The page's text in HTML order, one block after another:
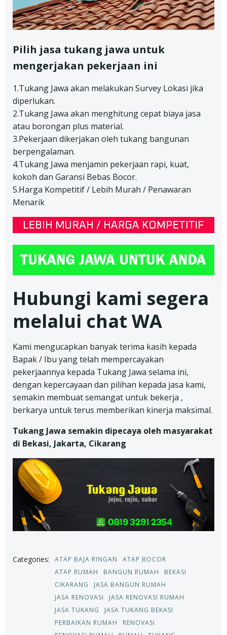
Pilih jasa tukang jawa untuk
mengerjakan pekerjaan ini
1.Tukang Jawa akan melakukan Survey Lokasi jika
diperlukan.
2.Tukang Jawa akan menghitung cepat biaya jasa
atau borongan plus material.
3.Pekerjaan dikerjakan oleh tukang bangunan
berpengalaman.
4.Tukang Jawa menjamin pekerjaan rapi, kuat,
kokoh dan Garansi Bebas Bocor.
5.Harga Kompetitif / Lebih Murah / Penawaran
Menarik
Hubungi kami segera
melalui chat WA
Kami mengucapkan banyak terima kasih kepada
Bapak / Ibu yang telah mempercayakan
pekerjaannya kepada Tukang Jawa selama ini,
dengan kepercayaan dan pilihan kepada jasa kami,
semakin membuat semangat untuk bekerja ,
berkarya untuk terus memberikan kinerja maksimal.
Tukang Jawa semakin dipecaya oleh masyarakat
di Bekasi, Jakarta, Cikarang
Categories: ATAP BAJA RINGAN
ATAP BOCOR
ATAP RUMAH
BANGUN RUMAH
BEKASI
CIKARANG
JASA BANGUN RUMAH
JASA RENOVASI
JASA RENOVASI RUMAH
JASA TUKANG
JASA TUKANG BEKASI
PERBAIKAN RUMAH
RENOVASI